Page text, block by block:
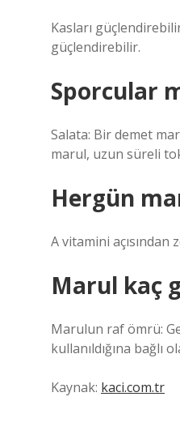
Kasları
güçlendirebilir.
Sporcular
Salata: Bir demet
marul, uzun süreli
Hergün
A vitamini
Marul kaç
Marulun raf ömrü:
kullanıldığına bağlı
Kaynak: kaci.com.tr